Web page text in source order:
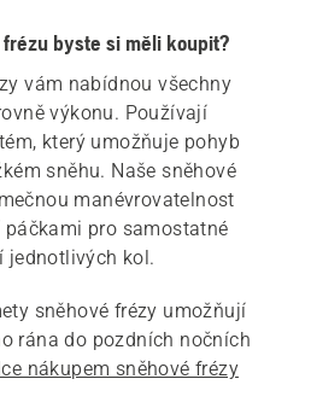
byste si měli koupit?
vám nabídnou všechny
výkonu. Používají
který umožňuje pohyb
sněhu. Naše sněhové
manévrovatelnost
páčkami pro samostatné
sněhové frézy umožňují
rána do pozdních nočních
nákupem sněhové frézy